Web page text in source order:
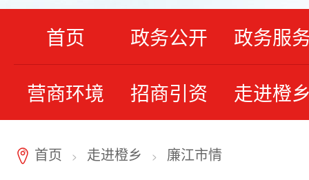
首页 政务公开 政务服
营商环境 招商引资 走进橙
7 首页 > 走进橙乡 > 廉江市情